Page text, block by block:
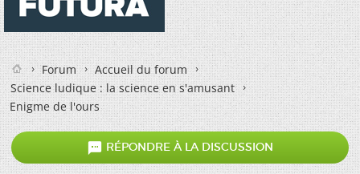
Forum
Accueil du forum
Science ludique : la science en s'amusant
Enigme de l'ours
 RÉPONDRE À LA DISCUSSION